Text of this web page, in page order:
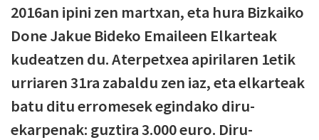
2016an ipini zen martxan, eta hura Bizkaiko
Done Jakue Bideko Emaileen Elkarteak
kudeatzen du. Aterpetxea apirilaren 1etik
urriaren 31ra zabaldu zen iaz, eta elkarteak
batu ditu erromesek egindako diru-
ekarpenak: guztira 3.000 euro. Diru-